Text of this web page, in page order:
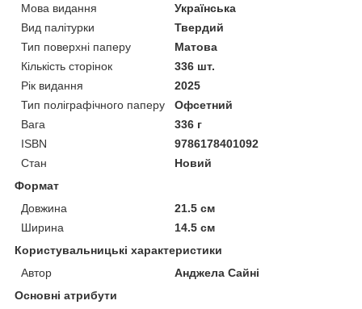
Мова видання
Українська
Вид палітурки
Твердий
Тип поверхні паперу
Матова
Кількість сторінок
336 шт.
Рік видання
2025
Тип поліграфічного паперу
Офсетний
Вага
336 г
ISBN
9786178401092
Стан
Новий
Формат
Довжина
21.5 см
Ширина
14.5 см
Користувальницькі характеристики
Автор
Анджела Сайні
Основні атрибути